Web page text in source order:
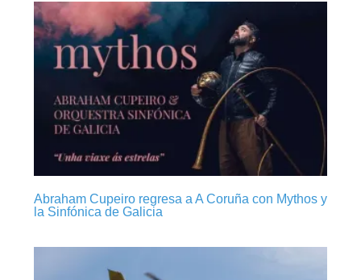
Abraham Cupeiro regresa a A Coruña con Mythos y
la Sinfónica de Galicia